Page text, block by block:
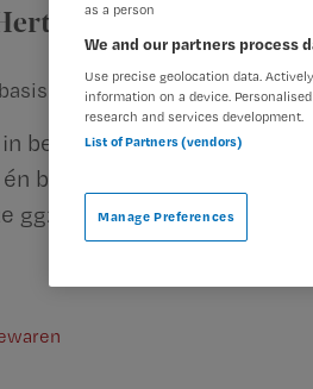
Vaste
beweging. Ben jij
betekenisvol werk? Dan
ggz-instelling misschien
as a person
We and our partners process
Use precise geolocation data.
information on a device.
research and services development.
List of Partners (vendors)
Manage Preferences